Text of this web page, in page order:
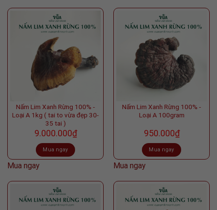
Nấm Lim Xanh Rừng 100% -
Loại A 1kg ( tai to vừa đẹp 30-
35 tai )
9.000.000₫
Mua ngay
Mua ngay
Nấm Lim Xanh Rừng 100% -
Loại A 100gram
950.000₫
Mua ngay
Mua ngay